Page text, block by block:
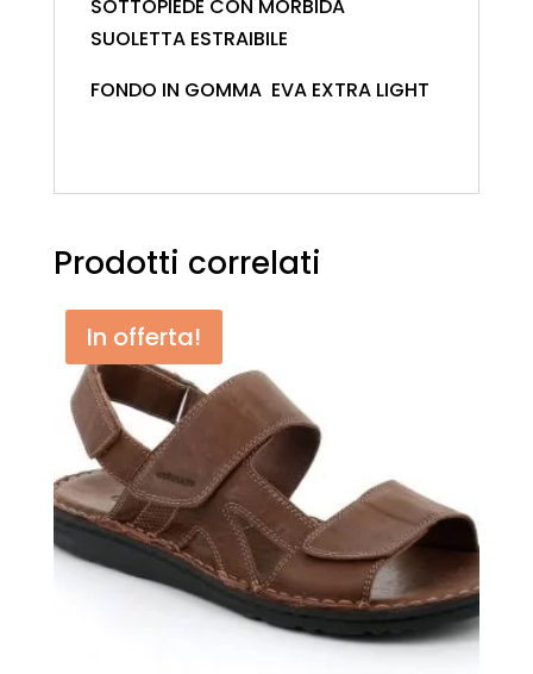
SOTTOPIEDE CON MORBIDA
SUOLETTA ESTRAIBILE
FONDO IN GOMMA EVA EXTRA LIGHT
Prodotti correlati
In offerta!